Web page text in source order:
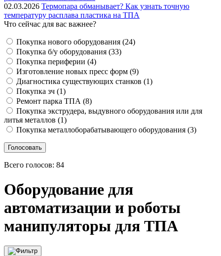
02.03.2026 Термопара обманывает? Как узнать точную
температуру расплава пластика на ТПА
Что сейчас для вас важнее?
Покупка нового оборудования (24)
Покупка б/у оборудования (33)
Покупка периферии (4)
Изготовление новых пресс форм (9)
Диагностика существующих станков (1)
Покупка зч (1)
Ремонт парка ТПА (8)
Покупка экструдера, выдувного оборудования или для
литья металлов (1)
Покупка металлоборабатывающего оборудования (3)
Всего голосов: 84
Оборудование для
автоматизации и роботы
манипуляторы для ТПА